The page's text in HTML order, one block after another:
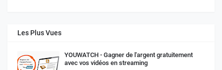
Les Plus Vues
YOUWATCH - Gagner de l'argent gratuitement
avec vos vidéos en streaming